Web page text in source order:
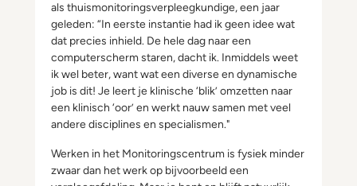
als thuismonitoringsverpleegkundige, een jaar
geleden: “In eerste instantie had ik geen idee wat
dat precies inhield. De hele dag naar een
computerscherm staren, dacht ik. Inmiddels weet
ik wel beter, want wat een diverse en dynamische
job is dit! Je leert je klinische ‘blik’ omzetten naar
een klinisch ‘oor’ en werkt nauw samen met veel
andere disciplines en specialismen."
Werken in het Monitoringscentrum is fysiek minder
zwaar dan het werk op bijvoorbeeld een